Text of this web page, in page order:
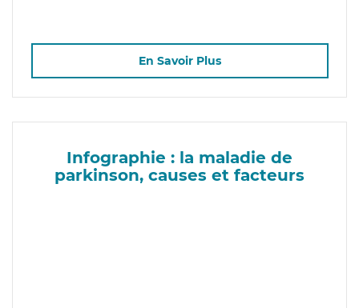
En Savoir Plus
Infographie : la maladie de
parkinson, causes et facteurs